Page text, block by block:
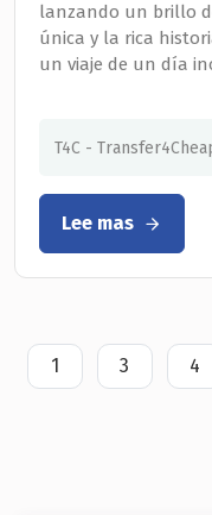
lanzando un brillo
única y la rica
un viaje de un día
T4C -
Lee mas
1 3 4